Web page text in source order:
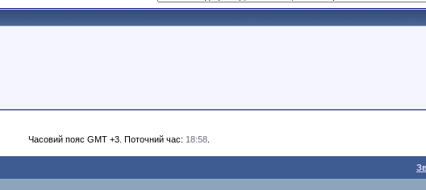
Часовий пояс GMT +3. Поточний час: 18:58.